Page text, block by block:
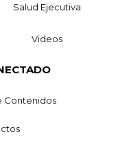
Salud Ejecutiva
Videos
Contenidos